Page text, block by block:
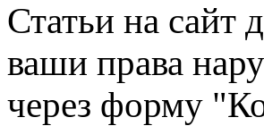
Статьи на сайт
ваши права
через форму